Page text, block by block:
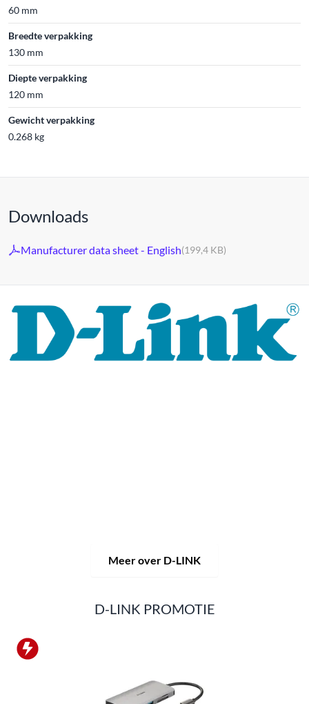
60 mm
Breedte verpakking
130 mm
Diepte verpakking
120 mm
Gewicht verpakking
0.268 kg
Downloads
Manufacturer data sheet - English(199,4 KB)
Meer over D-LINK
D-LINK PROMOTIE